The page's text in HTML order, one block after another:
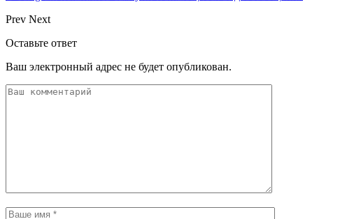
Prev Next
Оставьте ответ
Ваш электронный адрес не будет опубликован.